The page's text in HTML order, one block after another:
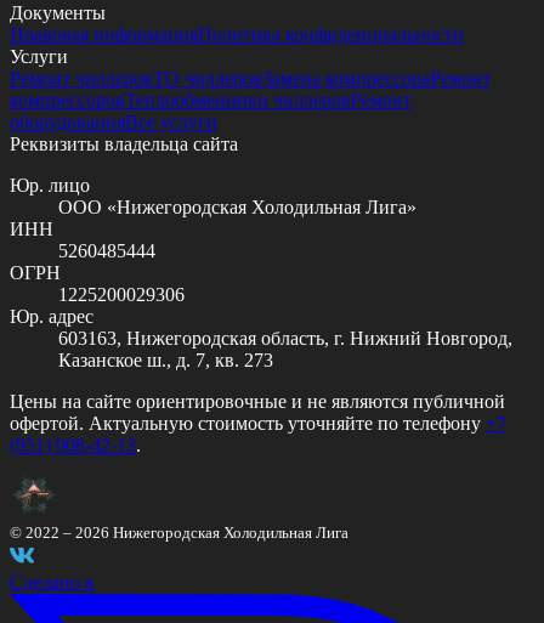
Документы
Правовая информацияПолитика конфиденциальности
Услуги
Ремонт чиллеровТО чиллеровЗамена компрессораРемонт
компрессоровТеплообменники чиллеровРемонт
оборудованияВсе услуги
Реквизиты владельца сайта
Юр. лицо
ООО «Нижегородская Холодильная Лига»
ИНН
5260485444
ОГРН
1225200029306
Юр. адрес
603163, Нижегородская область, г. Нижний Новгород,
Казанское ш., д. 7, кв. 273
Цены на сайте ориентировочные и не являются публичной
офертой. Актуальную стоимость уточняйте по телефону +7
(951) 908-42-13.
© 2022 – 2026 Нижегородская Холодильная Лига
Сделано в